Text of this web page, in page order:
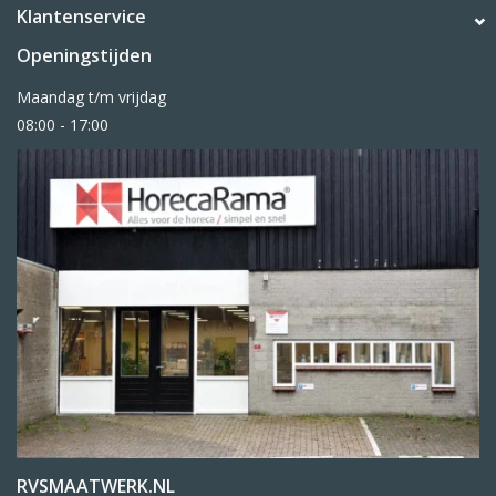
Klantenservice
Openingstijden
Maandag t/m vrijdag
08:00 - 17:00
RVSMAATWERK.NL